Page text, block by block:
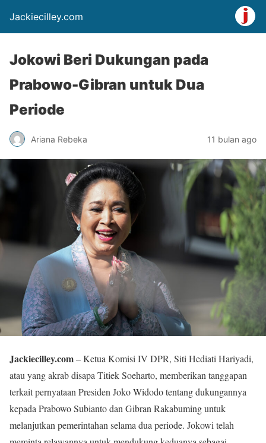
Jackiecilley.com
Jokowi Beri Dukungan pada
Prabowo-Gibran untuk Dua
Periode
Ariana Rebeka 11 bulan ago
Jackiecilley.com– Ketua Komisi IV DPR, Siti Hediati Hariyadi,
atau yang akrab disapa Titiek Soeharto, memberikan tanggapan
terkait pernyataan Presiden Joko Widodo tentang dukungannya
kepada Prabowo Subianto dan Gibran Rakabuming untuk
melanjutkan pemerintahan selama dua periode. Jokowi telah